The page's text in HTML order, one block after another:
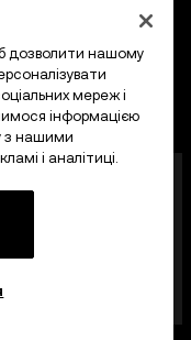
торгівельною
як постачальник
до статті 28
647
дозволити нашому
мереж і
інформацією
з нашими
і аналітиці.